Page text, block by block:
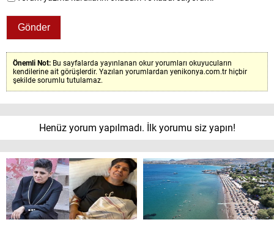
Önemli Not: Bu sayfalarda yayınlanan okur yorumları okuyucuların
kendilerine ait görüşlerdir. Yazılan yorumlardan yenikonya.com.tr hiçbir
şekilde sorumlu tutulamaz.
Henüz yorum yapılmadı. İlk yorumu siz yapın!